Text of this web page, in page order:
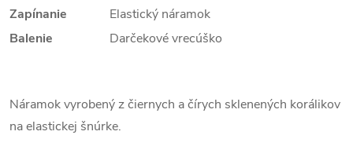
Zapínanie
Elastický náramok
Balenie
Darčekové vrecúško
Náramok vyrobený z čiernych a čírych sklenených korálikov
na elastickej šnúrke.